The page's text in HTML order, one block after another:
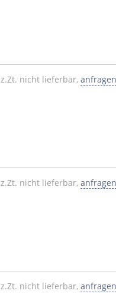
z.Zt. nicht lieferbar, anfragen
z.Zt. nicht lieferbar, anfragen
z.Zt. nicht lieferbar, anfragen